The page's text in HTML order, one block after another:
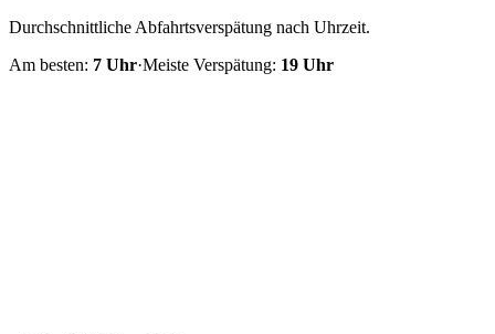
Durchschnittliche Abfahrtsverspätung nach Uhrzeit.
Am besten: 7 Uhr·Meiste Verspätung: 19 Uhr